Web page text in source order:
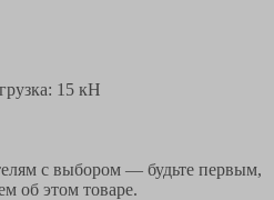
15 кН
с выбором — будьте первым,
об этом товаре.